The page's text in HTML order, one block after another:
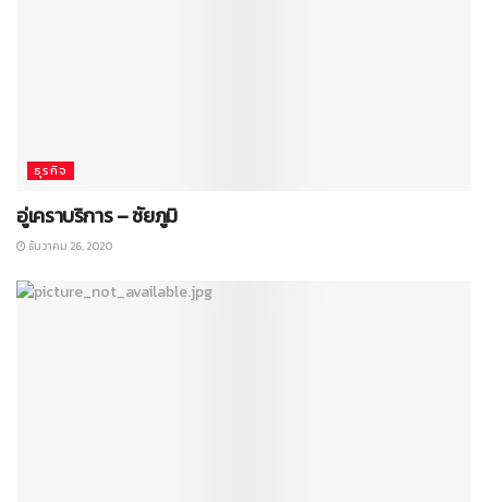
ธุรกิจ
อู่เคราบริการ – ชัยภูมิ
ธันวาคม 26, 2020